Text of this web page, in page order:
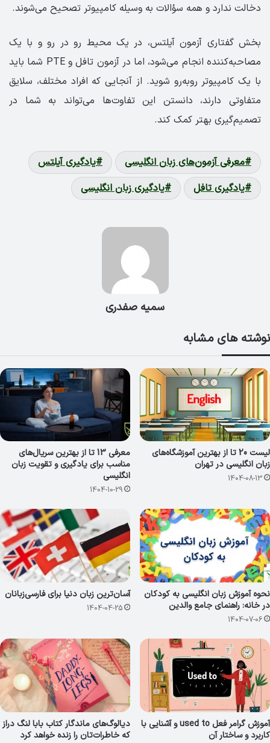
دخالت ندارد و همه سؤالات به وسیله کامپیوتر تصحیح می‌شوند.
بخش گفتاری آزمون آیلتس، در یک محیط رو در رو و با یک
مصاحبه‌کننده انجام می‌شود، اما در آزمون تافل و PTE شما باید
با یک کامپیوتر روبه‌رو شوید. از آنجایی که افراد مختلف، سلایق
متفاوتی دارند، دانستن این تفاوت‌ها می‌تواند به شما در
تصمیم‌گیری بهتر کمک کند.
معرفی آزمون‌های زبان انگلیسی
یادگیری آیلتس
یادگیری تافل
یادگیری زبان انگلیسی
سمیه صفدری
نوشته های مشابه
لیست 20 تا از بهترین آموزشگاه‌های
زبان انگلیسی در تهران
1404-08-13
معرفی 13 تا از بهترین سریال‌های
مناسب برای یادگیری و تقویت زبان
انگلیسی
1404-10-29
نحوه آموزش زبان انگلیسی به کودکان
در خانه: راهنمای جامع والدین
1404-07-06
آسان‌ترین زبان دنیا برای فارسی‌زبانان
1404-04-25
آموزش گرامر فعل used to و آشنایی با
کاربرد و ساختار آن
دیالوگ‌های ماندگار کتاب بابا لنگ دراز
که خاطرات‌تان را زنده خواهد کرد